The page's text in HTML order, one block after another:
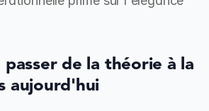
passer de la théorie à la
aujourd'hui